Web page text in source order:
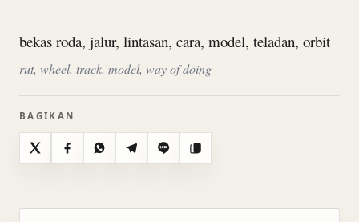
bekas roda, jalur, lintasan, cara, model, teladan, orbit
rut, wheel, track, model, way of doing
BAGIKAN
X FacebookWhatsAppTelegramLine Salin